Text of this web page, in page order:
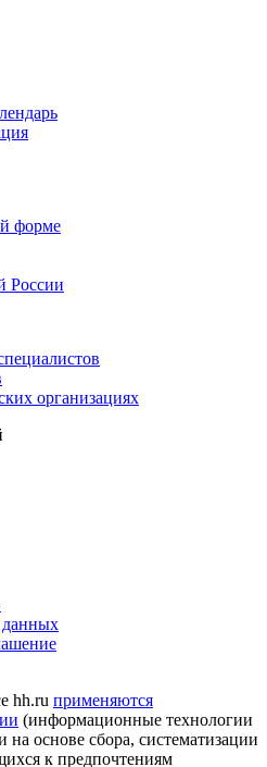
форме
России
организациях
данных
hh.ru применяются
(информационные технологии
основе сбора, систематизации
к предпочтениям